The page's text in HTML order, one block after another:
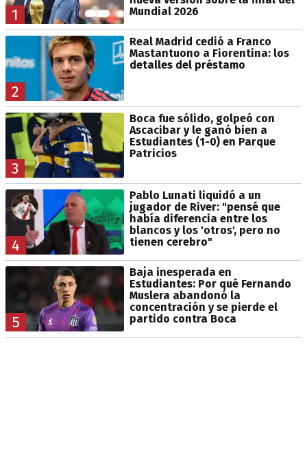
1
Mundial 2026
2
Real Madrid cedió a Franco
Mastantuono a Fiorentina: los
detalles del préstamo
3
Boca fue sólido, golpeó con
Ascacibar y le ganó bien a
Estudiantes (1-0) en Parque
Patricios
4
Pablo Lunati liquidó a un
jugador de River: "pensé que
había diferencia entre los
blancos y los 'otros', pero no
tienen cerebro"
5
Baja inesperada en
Estudiantes: Por qué Fernando
Muslera abandonó la
concentración y se pierde el
partido contra Boca